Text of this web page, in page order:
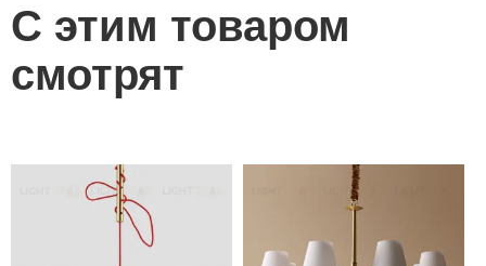
С этим товаром
смотрят